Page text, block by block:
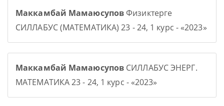
Маккамбай МамаюсуповФизиктерге
СИЛЛАБУС (МАТЕМАТИКА) 23 - 24, 1 курс - «2023»
Маккамбай Мамаюсупов СИЛЛАБУС ЭНЕРГ.
МАТЕМАТИКА 23 - 24, 1 курс - «2023»